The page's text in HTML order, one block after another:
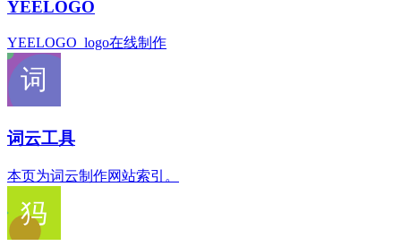
YEELOGO
YEELOGO_logo在线制作
词云工具
本页为词云制作网站索引。